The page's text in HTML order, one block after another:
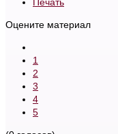
Оцените материал
1
2
3
4
5